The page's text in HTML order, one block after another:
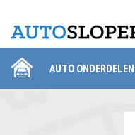
AUTO ONDERDELEN